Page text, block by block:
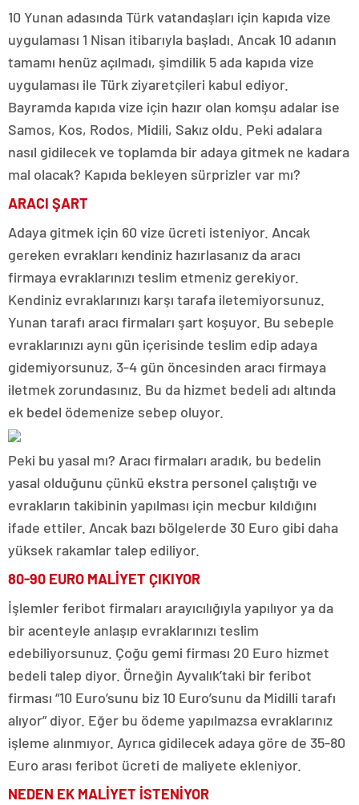
10 Yunan adasında Türk vatandaşları için kapıda vize
uygulaması 1 Nisan itibarıyla başladı. Ancak 10 adanın
tamamı henüz açılmadı, şimdilik 5 ada kapıda vize
uygulaması ile Türk ziyaretçileri kabul ediyor.
Bayramda kapıda vize için hazır olan komşu adalar ise
Samos, Kos, Rodos, Midili, Sakız oldu. Peki adalara
nasıl gidilecek ve toplamda bir adaya gitmek ne kadara
mal olacak? Kapıda bekleyen sürprizler var mı?
ARACI ŞART
Adaya gitmek için 60 vize ücreti isteniyor. Ancak
gereken evrakları kendiniz hazırlasanız da aracı
firmaya evraklarınızı teslim etmeniz gerekiyor.
Kendiniz evraklarınızı karşı tarafa iletemiyorsunuz.
Yunan tarafı aracı firmaları şart koşuyor. Bu sebeple
evraklarınızı aynı gün içerisinde teslim edip adaya
gidemiyorsunuz, 3-4 gün öncesinden aracı firmaya
iletmek zorundasınız. Bu da hizmet bedeli adı altında
ek bedel ödemenize sebep oluyor.
Peki bu yasal mı? Aracı firmaları aradık, bu bedelin
yasal olduğunu çünkü ekstra personel çalıştığı ve
evrakların takibinin yapılması için mecbur kıldığını
ifade ettiler. Ancak bazı bölgelerde 30 Euro gibi daha
yüksek rakamlar talep ediliyor.
80-90 EURO MALİYET ÇIKIYOR
İşlemler feribot firmaları arayıcılığıyla yapılıyor ya da
bir acenteyle anlaşıp evraklarınızı teslim
edebiliyorsunuz. Çoğu gemi firması 20 Euro hizmet
bedeli talep diyor. Örneğin Ayvalık’taki bir feribot
firması “10 Euro’sunu biz 10 Euro’sunu da Midilli tarafı
alıyor” diyor. Eğer bu ödeme yapılmazsa evraklarınız
işleme alınmıyor. Ayrıca gidilecek adaya göre de 35-80
Euro arası feribot ücreti de maliyete ekleniyor.
NEDEN EK MALİYET İSTENİYOR